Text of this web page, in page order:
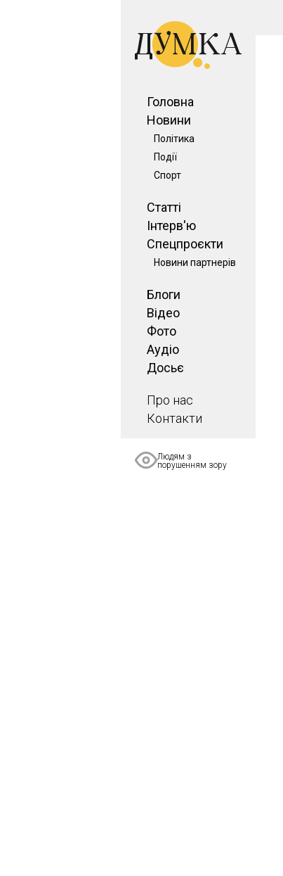
Головна
Новини
Політика
Події
Спорт
Статті
Інтерв'ю
Спецпроєкти
Новини партнерів
Блоги
Відео
Фото
Аудіо
Досьє
Про нас
Контакти
Людям з
порушенням зору